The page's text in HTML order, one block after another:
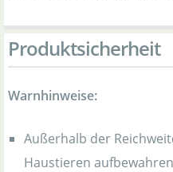
Produktsicherheit
Warnhinweise:
Außerhalb der
Haustieren